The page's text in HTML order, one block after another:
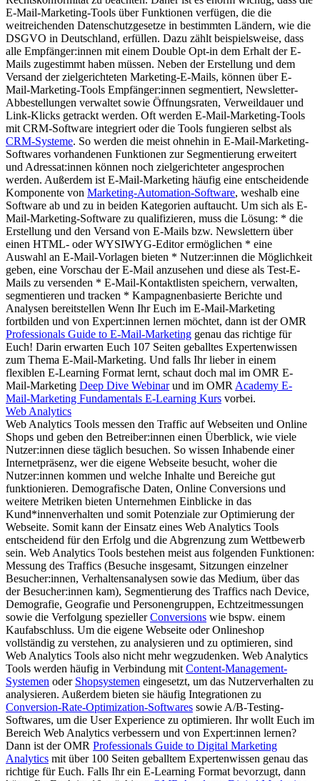
E-Mail-Marketing-Tools über Funktionen verfügen, die die
weitreichenden Datenschutzgesetze in bestimmten Ländern, wie die
DSGVO in Deutschland, erfüllen. Dazu zählt beispielsweise, dass
alle Empfänger:innen mit einem Double Opt-in dem Erhalt der E-
Mails zugestimmt haben müssen. Neben der Erstellung und dem
Versand der zielgerichteten Marketing-E-Mails, können über E-
Mail-Marketing-Tools Empfänger:innen segmentiert, Newsletter-
Abbestellungen verwaltet sowie Öffnungsraten, Verweildauer und
Link-Klicks getrackt werden. Oft werden E-Mail-Marketing-Tools
mit CRM-Software integriert oder die Tools fungieren selbst als
CRM-Systeme. So werden die meist ohnehin in E-Mail-Marketing-
Softwares vorhandenen Funktionen zur Segmentierung erweitert
und Adressat:innen können noch zielgerichteter angesprochen
werden. Außerdem ist E-Mail-Marketing häufig eine entscheidende
Komponente von Marketing-Automation-Software, weshalb eine
Software ab und zu in beiden Kategorien auftaucht. Um sich als E-
Mail-Marketing-Software zu qualifizieren, muss die Lösung: * die
Erstellung und den Versand von E-Mails bzw. Newslettern über
einen HTML- oder WYSIWYG-Editor ermöglichen * eine
Auswahl an E-Mail-Vorlagen bieten * Nutzer:innen die Möglichkeit
geben, eine Vorschau der E-Mail anzusehen und diese als Test-E-
Mails zu versenden * E-Mail-Kontaktlisten speichern, verwalten,
segmentieren und tracken * Kampagnenbasierte Berichte und
Analysen bereitstellen Wenn Ihr Euch im E-Mail-Marketing
fortbilden und von Expert:innen lernen möchtet, dann ist der OMR
Professionals Guide to E-Mail-Marketing genau das richtige für
Euch! Darin erwarten Euch 107 Seiten geballtes Expertenwissen
zum Thema E-Mail-Marketing. Und falls Ihr lieber in einem
flexiblen E-Learning Format lernt, schaut doch mal im OMR E-
Mail-Marketing Deep Dive Webinarund im OMRAcademy E-
Mail-Marketing Fundamentals E-Learning Kurs vorbei.
Web Analytics
Web Analytics Tools messen den Traffic auf Webseiten und Online
Shops und geben den Betreiber:innen einen Überblick, wie viele
Nutzer:innen diese täglich besuchen. So wissen Inhabende einer
Internetpräsenz, wer die eigene Webseite besucht, woher die
Nutzer:innen kommen und welche Inhalte und Bereiche gut
funktionieren. Demografische Daten, Online Conversions und
weitere Metriken bieten Unternehmen Einblicke in das
Kund*innenverhalten und somit Potenziale zur Optimierung der
Webseite. Somit kann der Einsatz eines Web Analytics Tools
entscheidend für den Erfolg und die Abgrenzung zum Wettbewerb
sein. Web Analytics Tools bestehen meist aus folgenden Funktionen:
Messung des Traffics (Besuche insgesamt, Sitzungen einzelner
Besucher:innen, Verhaltensanalysen sowie das Medium, über das
der Besucher:innen kam), Segmentierung des Traffics nach Device,
Demografie, Geografie und Personengruppen, Echtzeitmessungen
sowie die Verfolgung speziellerConversions wie bspw. einem
Kaufabschluss. Um die eigene Webseite oder Onlineshop
vollständig zu verstehen, zu analysieren und zu optimieren, sind
Web Analytics Tools also nicht mehr wegzudenken. Web Analytics
Tools werden häufig in Verbindung mitContent-Management-
Systemen oder Shopsystemen eingesetzt, um das Nutzerverhalten zu
analysieren. Außerdem bieten sie häufig Integrationen zu
Conversion-Rate-Optimization-Softwares sowie A/B-Testing-
Softwares, um die User Experience zu optimieren. Ihr wollt Euch im
Bereich Web Analytics verbessern und von Expert:innen lernen?
Dann ist der OMR Professionals Guide to Digital Marketing
Analytics mit über 100 Seiten geballtem Expertenwissen genau das
richtige für Euch. Falls Ihr ein E-Learning Format bevorzugt, dann